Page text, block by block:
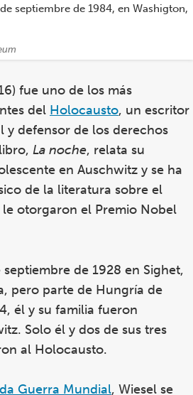
septiembre de 1984, en Washigton,
fue uno de los más
del Holocausto, un escritor
y defensor de los derechos
La noche, relata su
en Auschwitz y se ha
de la literatura sobre el
otorgaron el Premio Nobel
de 1928 en Sighet,
pero parte de Hungría de
él y su familia fueron
Solo él y dos de sus tres
al Holocausto.
Guerra Mundial, Wiesel se